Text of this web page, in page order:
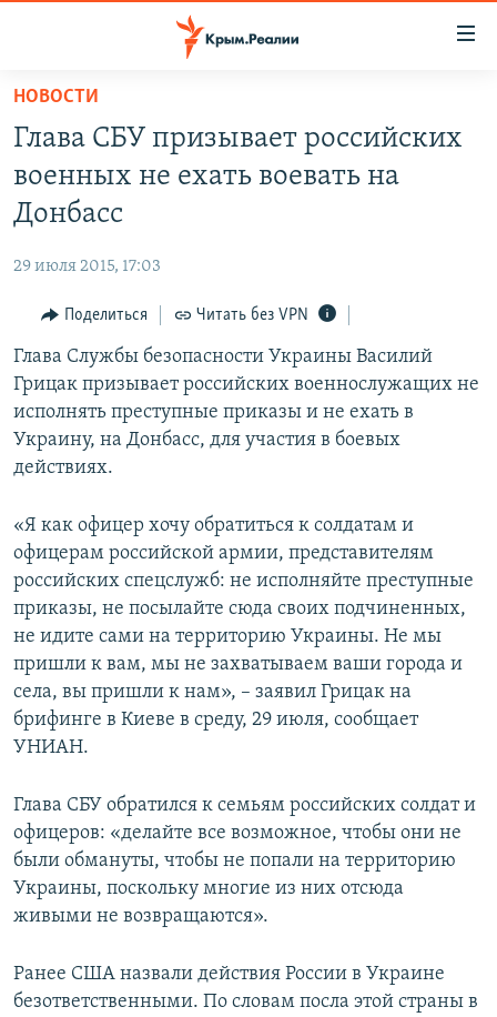
Вернуться
основному
содержанию
Вернутся
главной
Вернутся
поиску
ГРУЗ 200
11 ЛЕТ ОККУПАЦИИ КРЫМА. 11 ИСТОРИЙ СОПРОТИВЛЕНИЯ
ВОДА
ЕЩЕ
ИНТЕРАКТИВ
ИНФОГРАФИКА
ТЕЛЕПРОЕКТ КРЫМ.РЕАЛИИ
СОВЕТЫ ПРАВОЗАЩИТНИКОВ
ПРОПАВШИЕ БЕЗ ВЕСТИ
ПОБЕДИТЕЛЕЙ НЕ СУДЯТ?
КРЫМ.НЕПОКОРЕННЫЙ
УКРАИНСКАЯ ПРОБЛЕМА КРЫМА
РАДІО СВОБОДА
КАК ОБОЙТИ БЛОКИРОВКУ
Українською
Qırımtatar
ПРИСОЕДИНЯЙТЕСЬ!
Все сайты RFE/RL
НОВОСТИ
Глава СБУ призывает российских
военных не ехать воевать на
Донбасс
29 июля 2015, 17:03
Поделиться Читать без VPN
Глава Службы безопасности Украины Василий
Грицак призывает российских военнослужащих не
исполнять преступные приказы и не ехать в
Украину, на Донбасс, для участия в боевых
действиях.
«Я как офицер хочу обратиться к солдатам и
офицерам российской армии, представителям
российских спецслужб: не исполняйте преступные
приказы, не посылайте сюда своих подчиненных,
не идите сами на территорию Украины. Не мы
пришли к вам, мы не захватываем ваши города и
села, вы пришли к нам», – заявил Грицак на
брифинге в Киеве в среду, 29 июля, сообщает
УНИАН.
Глава СБУ обратился к семьям российских солдат и
офицеров: «делайте все возможное, чтобы они не
были обмануты, чтобы не попали на территорию
Украины, поскольку многие из них отсюда
живыми не возвращаются».
Ранее США назвали действия России в Украине
безответственными. По словам посла этой страны в